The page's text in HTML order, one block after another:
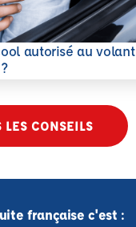
autorisé au volant
LES CONSEILS
française c'est :